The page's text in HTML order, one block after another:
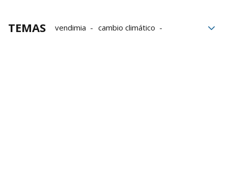
TEMAS vendimia
cambio climático